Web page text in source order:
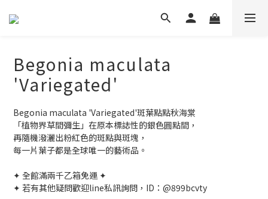
Begonia maculata
'Variegated'
Begonia maculata 'Variegated'斑葉點點秋海棠
「植物界草間彌生」在原本標誌性的銀色圓點間，
再隨機潑灑出粉紅色的斑點與斑塊，
每一片葉子都是全球唯一的藝術品。
✦ 全館滿兩千乙箱免運 ✦
✦ 若有其他疑問歡迎line私訊詢問，ID：@899bcvty